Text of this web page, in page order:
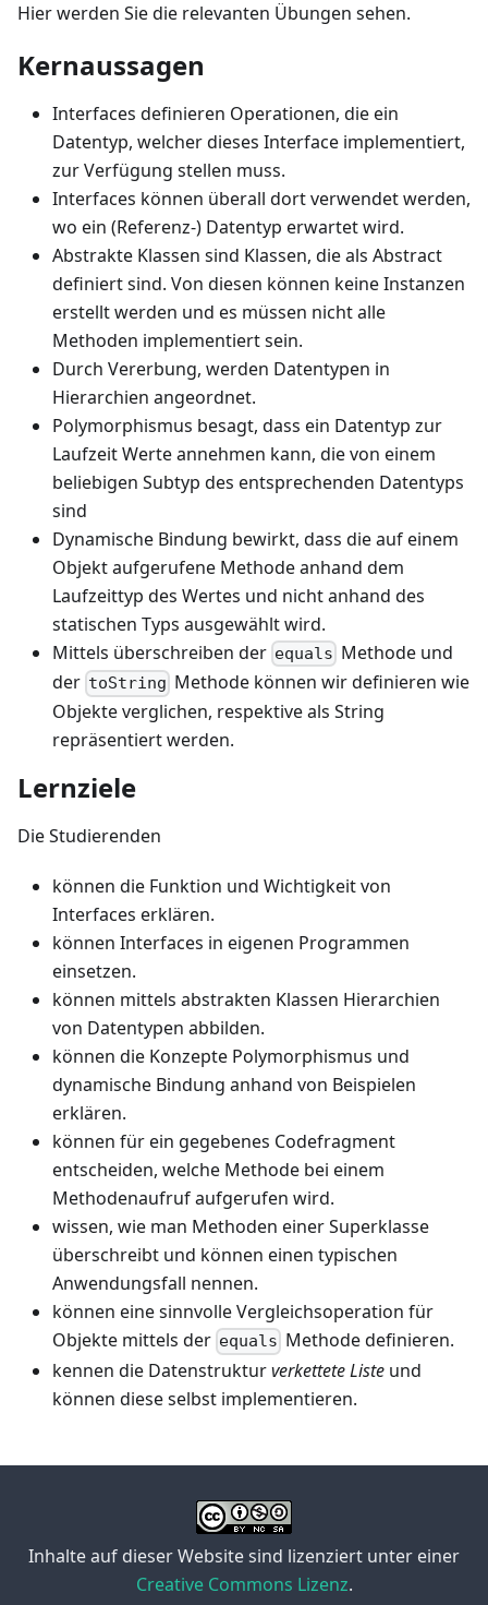
Hier werden Sie die relevanten Übungen sehen.
Kernaussagen
Interfaces definieren Operationen, die ein
Datentyp, welcher dieses Interface implementiert,
zur Verfügung stellen muss.
Interfaces können überall dort verwendet werden,
wo ein (Referenz-) Datentyp erwartet wird.
Abstrakte Klassen sind Klassen, die als Abstract
definiert sind. Von diesen können keine Instanzen
erstellt werden und es müssen nicht alle
Methoden implementiert sein.
Durch Vererbung, werden Datentypen in
Hierarchien angeordnet.
Polymorphismus besagt, dass ein Datentyp zur
Laufzeit Werte annehmen kann, die von einem
beliebigen Subtyp des entsprechenden Datentyps
sind
Dynamische Bindung bewirkt, dass die auf einem
Objekt aufgerufene Methode anhand dem
Laufzeittyp des Wertes und nicht anhand des
statischen Typs ausgewählt wird.
Mittels überschreiben der equals Methode und
der toString Methode können wir definieren wie
Objekte verglichen, respektive als String
repräsentiert werden.
Lernziele
Die Studierenden
können die Funktion und Wichtigkeit von
Interfaces erklären.
können Interfaces in eigenen Programmen
einsetzen.
können mittels abstrakten Klassen Hierarchien
von Datentypen abbilden.
können die Konzepte Polymorphismus und
dynamische Bindung anhand von Beispielen
erklären.
können für ein gegebenes Codefragment
entscheiden, welche Methode bei einem
Methodenaufruf aufgerufen wird.
wissen, wie man Methoden einer Superklasse
überschreibt und können einen typischen
Anwendungsfall nennen.
können eine sinnvolle Vergleichsoperation für
Objekte mittels der equals Methode definieren.
kennen die Datenstrukturverkettete Liste und
können diese selbst implementieren.
Inhalte auf dieser Website sind lizenziert unter einer
Creative Commons Lizenz.